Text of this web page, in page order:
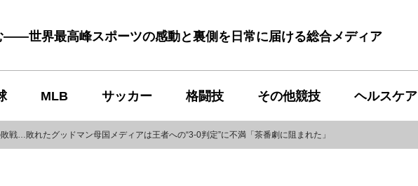
――世界最高峰スポーツの感動と裏側を日常に届ける総合メディア
MLB サッカー 格闘技 その他競技 ヘルスケア
戦…敗れたグッドマン母国メディアは王者への“3-0判定”に不満「茶番劇に阻まれた」